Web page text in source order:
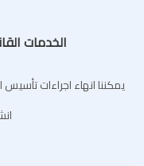
الخدمات
يمكننا انهاء اجراءات